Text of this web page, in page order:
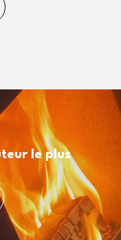
le plus